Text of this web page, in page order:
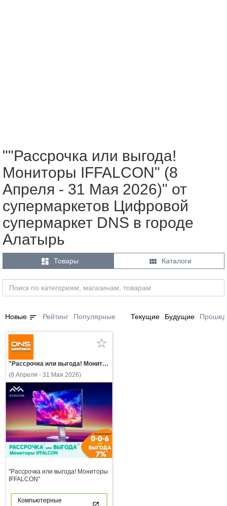
""Рассрочка или выгода!
Мониторы IFFALCON" (8
Апреля - 31 Мая 2026)" от
супермаркетов Цифровой
супермаркет DNS в городе
Алатырь
 Товары  Каталоги
Новые sort Рейтинг Популярные Текущие Будущие
"Рассрочка или выгода! Мониторы IFFALCON"
(8 Апреля - 31 Мая 2026)
"Рассрочка или выгода! Мониторы
IFFALCON"
Компьютерные